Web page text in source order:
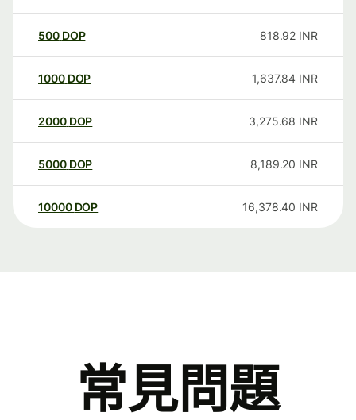
500 DOP 818.92 INR
1000 DOP 1,637.84 INR
2000 DOP 3,275.68 INR
5000 DOP 8,189.20 INR
10000 DOP 16,378.40 INR
常見問題